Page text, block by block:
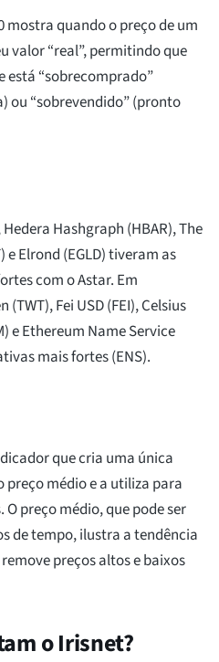
mostra quando o preço de um
valor “real”, permitindo que
está “sobrecomprado”
ou “sobrevendido” (pronto
Hashgraph (HBAR), The
e Elrond (EGLD) tiveram as
com o Astar. Em
Fei USD (FEI), Celsius
e Ethereum Name Service
mais fortes (ENS).
que cria uma única
preço médio e a utiliza para
preço médio, que pode ser
de tempo, ilustra a tendência
preços altos e baixos
o Irisnet?